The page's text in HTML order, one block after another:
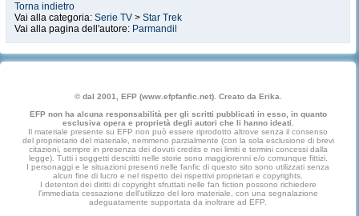
Torna indietro
Vai alla categoria: Serie TV > Star Trek
Vai alla pagina dell'autore: Parmandil
© dal 2001, EFP (www.efpfanfic.net). Creato da Erika.
EFP non ha alcuna responsabilità per gli scritti pubblicati in esso, in quanto
esclusiva opera e proprietà degli autori che li hanno ideati.
Il materiale presente su EFP non può essere riprodotto altrove senza il consenso
del proprietario del materiale, nemmeno parzialmente (con la sola esclusione di brevi
citazioni, sempre in presenza dei dovuti credits e nei limiti e termini concessi dalla
legge). Tutti i soggetti descritti nelle storie sono maggiorenni e/o comunque fittizi.
I personaggi e le situazioni presenti nelle fanfic di questo sito sono utilizzati senza
alcun fine di lucro e nel rispetto dei rispettivi proprietari e copyrights.
I detentori dei diritti di copyright sfruttati nelle fan fiction possono richiedere
l'immediata cessazione dell'utilizzo del loro materiale, con una segnalazione
adeguatamente supportata da inoltrare ad EFP.